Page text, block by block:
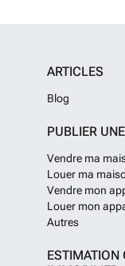
ARTICLES
Blog
PUBLIER
Vendre ma
Louer ma
Vendre mon
Louer mon
Autres
ESTIMATION